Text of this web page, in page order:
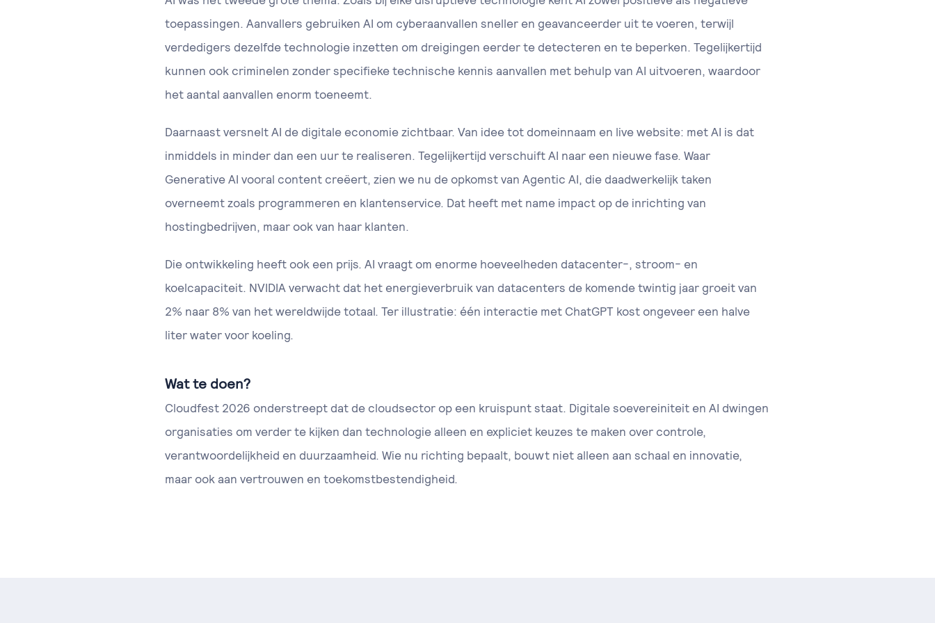
toepassingen. Aanvallers gebruiken AI om cyberaanvallen sneller en geavanceerder uit te voeren, terwijl
verdedigers dezelfde technologie inzetten om dreigingen eerder te detecteren en te beperken. Tegelijkertijd
kunnen ook criminelen zonder specifieke technische kennis aanvallen met behulp van AI uitvoeren, waardoor
het aantal aanvallen enorm toeneemt.
Daarnaast versnelt AI de digitale economie zichtbaar. Van idee tot domeinnaam en live website: met AI is dat
inmiddels in minder dan een uur te realiseren. Tegelijkertijd verschuift AI naar een nieuwe fase. Waar
Generative AI vooral content creëert, zien we nu de opkomst van Agentic AI, die daadwerkelijk taken
overneemt zoals programmeren en klantenservice. Dat heeft met name impact op de inrichting van
hostingbedrijven, maar ook van haar klanten.
Die ontwikkeling heeft ook een prijs. AI vraagt om enorme hoeveelheden datacenter-, stroom- en
koelcapaciteit. NVIDIA verwacht dat het energieverbruik van datacenters de komende twintig jaar groeit van
2% naar 8% van het wereldwijde totaal. Ter illustratie: één interactie met ChatGPT kost ongeveer een halve
liter water voor koeling.
Wat te doen?
Cloudfest 2026 onderstreept dat de cloudsector op een kruispunt staat. Digitale soevereiniteit en AI dwingen
organisaties om verder te kijken dan technologie alleen en expliciet keuzes te maken over controle,
verantwoordelijkheid en duurzaamheid. Wie nu richting bepaalt, bouwt niet alleen aan schaal en innovatie,
maar ook aan vertrouwen en toekomstbestendigheid.